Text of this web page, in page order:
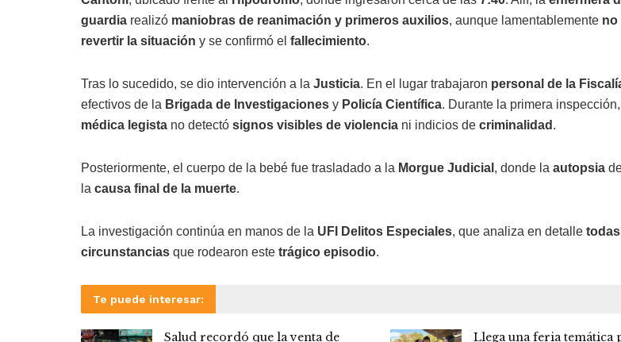
guardia realizó maniobras de reanimación y primeros auxilios, aunque lamentablemente no
revertir la situación y se confirmó el fallecimiento.
Tras lo sucedido, se dio intervención a la Justicia. En el lugar trabajaron personal de la
efectivos de la Brigada de Investigaciones y Policía Científica. Durante la primera
médica legista no detectó signos visibles de violencia ni indicios de criminalidad .
Posteriormente, el cuerpo de la bebé fue trasladado a la Morgue Judicial , donde la autopsia
la causa final de la muerte.
La investigación continúa en manos de la UFI Delitos Especiales, que analiza en detalle
circunstancias que rodearon este trágico episodio.
Te puede interesar:
Salud recordó que la venta de
Llega una feria temática